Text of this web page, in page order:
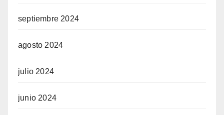
septiembre 2024
agosto 2024
julio 2024
junio 2024